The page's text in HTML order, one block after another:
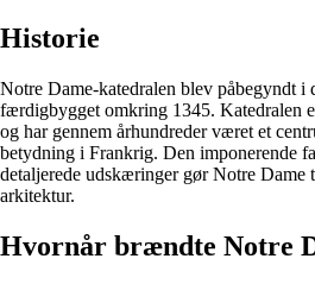
Historie
Notre Dame-katedralen blev påbegyndt i
færdigbygget omkring 1345. Katedralen
og har gennem århundreder været et
betydning i Frankrig. Den imponerende
detaljerede udskæringer gør Notre Dame
arkitektur.
Hvornår brændte Notre